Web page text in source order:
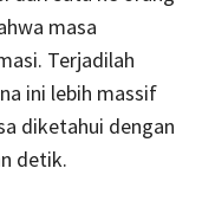
masa
Terjadilah
ini lebih massif
diketahui dengan
detik.